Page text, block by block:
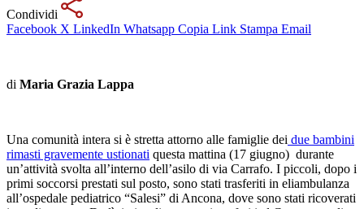
Condividi
Facebook X LinkedIn Whatsapp Copia Link Stampa Email
di Maria Grazia Lappa
Una comunità intera si è stretta attorno alle famiglie dei due bambini
rimasti gravemente ustionati questa mattina (17 giugno) durante
un’attività svolta all’interno dell’asilo di via Carrafo. I piccoli, dopo i
primi soccorsi prestati sul posto, sono stati trasferiti in eliambulanza
all’ospedale pediatrico “Salesi” di Ancona, dove sono stati ricoverati